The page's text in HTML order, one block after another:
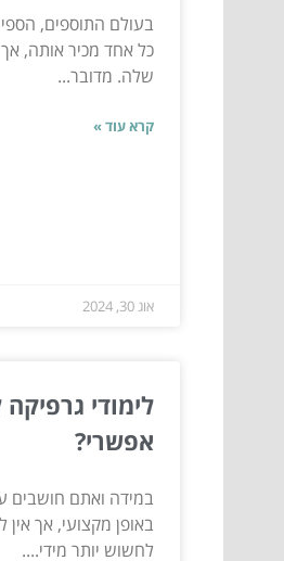
בעולם התוספים,
כל אחד מכיר אותה,
שלה. מדובר...
קרא עוד »
אוג 30, 2024
לימודי
אפשרי?
במידה ואתם חושבים
באופן מקצועי, אך
לחשוש יותר מידי....